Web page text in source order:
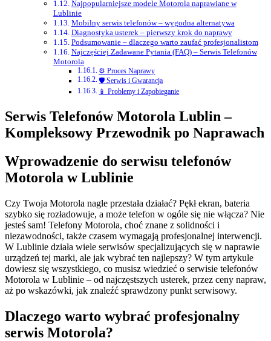
Najpopularniejsze modele Motorola naprawiane w
Lublinie
Mobilny serwis telefonów – wygodna alternatywa
Diagnostyka usterek – pierwszy krok do naprawy
Podsumowanie – dlaczego warto zaufać profesjonalistom
Najczęściej Zadawane Pytania (FAQ) – Serwis Telefonów
Motorola
⚙️ Proces Naprawy
🛡️ Serwis i Gwarancja
📱 Problemy i Zapobieganie
Serwis Telefonów Motorola Lublin –
Kompleksowy Przewodnik po Naprawach
Wprowadzenie do serwisu telefonów
Motorola w Lublinie
Czy Twoja Motorola nagle przestała działać? Pękł ekran, bateria
szybko się rozładowuje, a może telefon w ogóle się nie włącza? Nie
jesteś sam! Telefony Motorola, choć znane z solidności i
niezawodności, także czasem wymagają profesjonalnej interwencji.
W Lublinie działa wiele serwisów specjalizujących się w naprawie
urządzeń tej marki, ale jak wybrać ten najlepszy? W tym artykule
dowiesz się wszystkiego, co musisz wiedzieć o serwisie telefonów
Motorola w Lublinie – od najczęstszych usterek, przez ceny napraw,
aż po wskazówki, jak znaleźć sprawdzony punkt serwisowy.
Dlaczego warto wybrać profesjonalny
serwis Motorola?